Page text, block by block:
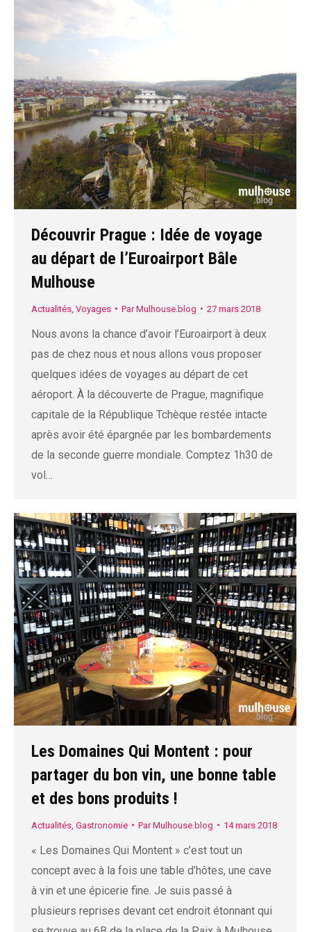
Découvrir Prague : Idée de voyage
au départ de l’Euroairport Bâle
Mulhouse
Actualités Voyages ParMulhouse.blog 27 mars 2018
Nous avons la chance d’avoir l’Euroairport à deux
pas de chez nous et nous allons vous proposer
quelques idées de voyages au départ de cet
aéroport. À la découverte de Prague, magnifique
capitale de la République Tchèque restée intacte
après avoir été épargnée par les bombardements
de la seconde guerre mondiale. Comptez 1h30 de
vol…
Les Domaines Qui Montent : pour
partager du bon vin, une bonne table
et des bons produits !
Actualités Gastronomie ParMulhouse.blog 14 mars 2018
« Les Domaines Qui Montent » c’est tout un
concept avec à la fois une table d’hôtes, une cave
à vin et une épicerie fine. Je suis passé à
plusieurs reprises devant cet endroit étonnant qui